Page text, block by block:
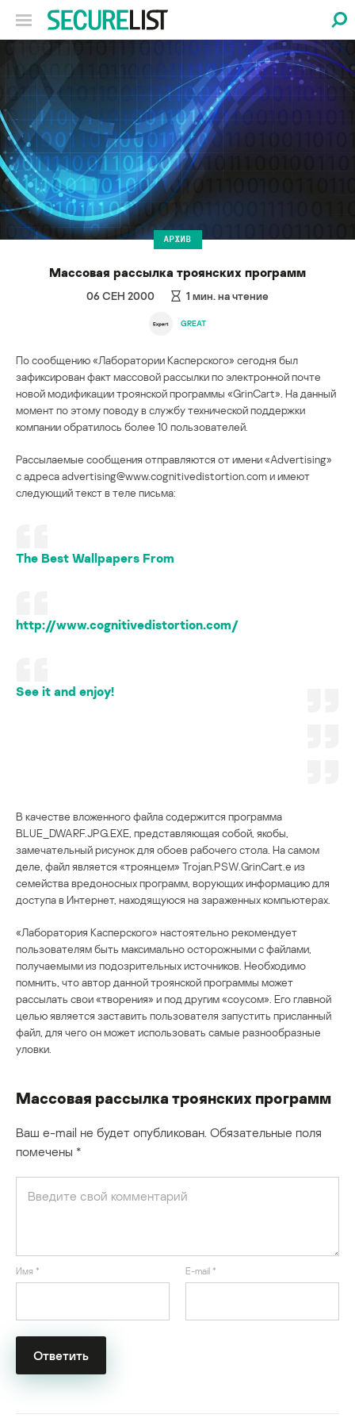
АРХИВ
Массовая рассылка троянских программ
06 СЕН 2000 1 мин. на чтение
GREAT
По сообщению «Лаборатории Касперского» сегодня был
зафиксирован факт массовой рассылки по электронной почте
новой модификации троянской программы «GrinCart». На данный
момент по этому поводу в службу технической поддержки
компании обратилось более 10 пользователей.
Рассылаемые сообщения отправляются от имени «Advertising»
с адреса advertising@www.cognitivedistortion.com и имеют
следующий текст в теле письма:
The Best Wallpapers From
http://www.cognitivedistortion.com/
See it and enjoy!
В качестве вложенного файла содержится программа
BLUE_DWARF.JPG.EXE, представляющая собой, якобы,
замечательный рисунок для обоев рабочего стола. На самом
деле, файл является «троянцем» Trojan.PSW.GrinCart.e из
семейства вредоносных программ, ворующих информацию для
доступа в Интернет, находящуюся на зараженных компьютерах.
«Лаборатория Касперского» настоятельно рекомендует
пользователям быть максимально осторожными с файлами,
получаемыми из подозрительных источников. Необходимо
помнить, что автор данной троянской программы может
рассылать свои «творения» и под другим «соусом». Его главной
целью является заставить пользователя запустить присланный
файл, для чего он может использовать самые разнообразные
уловки.
Массовая рассылка троянских программ
Ваш e-mail не будет опубликован. Обязательные поля
помечены *
Имя * E-mail *